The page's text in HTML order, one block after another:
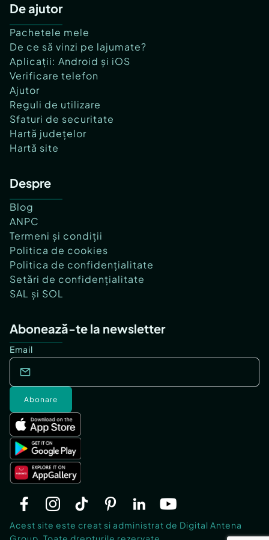
De ajutor
Pachetele mele
De ce să vinzi pe lajumate?
Aplicații: Android și iOS
Verificare telefon
Ajutor
Reguli de utilizare
Sfaturi de securitate
Hartă județelor
Hartă site
Despre
Blog
ANPC
Termeni și condiții
Politica de cookies
Politica de confidențialitate
Setări de confidențialitate
SAL și SOL
Abonează-te la newsletter
Email
Abonare
Acest site este creat si administrat de Digital Antena